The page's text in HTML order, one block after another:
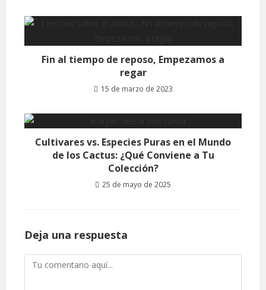
Fin al tiempo de reposo, Empezamos a
regar
15 de marzo de 2023
Cultivares vs. Especies Puras en el Mundo
de los Cactus: ¿Qué Conviene a Tu
Colección?
25 de mayo de 2025
Deja una respuesta